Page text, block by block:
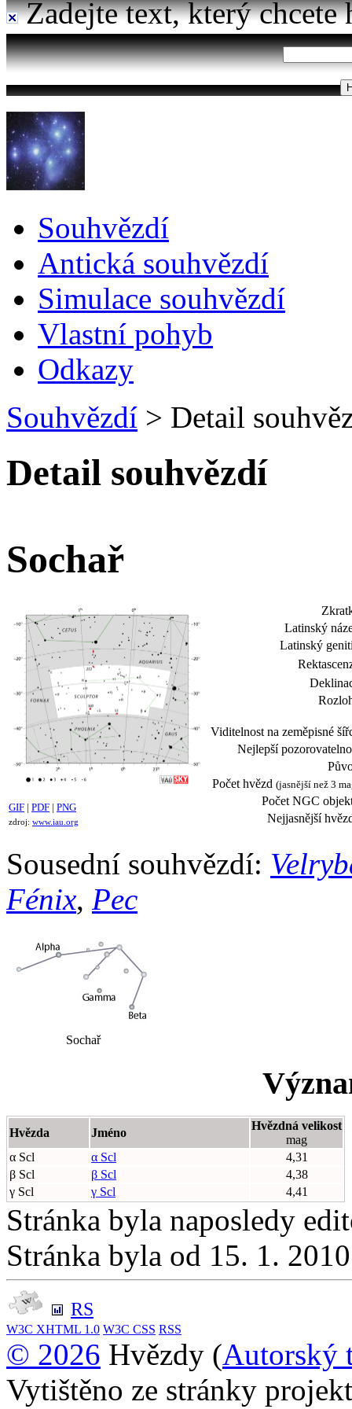
Zadejte text, který chcete
Souhvězdí
Antická souhvězdí
Simulace souhvězdí
Vlastní pohyb
Odkazy
Souhvězdí > Detail
Detail souhvězdí
Sochař
GIF | PDF | PNG
zdroj: www.iau.org
Latinský
Latinský
Viditelnost na zeměpisné
Nejlepší
Počet hvězd (jasnější než 3
Počet NGC
Nejjasnější
Sousední souhvězdí:
Fénix, Pec
Sochař
Hvězda Jméno
Hvězdná velikost
mag
α Scl
α Scl
4,31
β Scl
β Scl
4,38
γ Scl
γ Scl 4,41
Stránka byla naposledy
Stránka byla od 15. 1.
RS
W3C XHTML 1.0 W3C CSS RSS
© 2026 Hvězdy (Autorský
Vytištěno ze stránky